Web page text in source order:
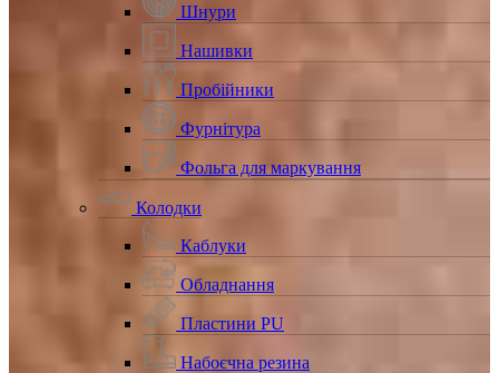
Шнури
Нашивки
Пробійники
Фурнітура
Фольга для маркування
Колодки
Каблуки
Обладнання
Пластини PU
Набоєчна резина